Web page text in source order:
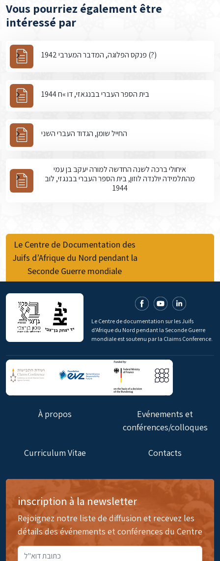
Vous pourriez également être
intéressé par
פנקס הפלוגה, המדבר המערבי 1942 (?)
בית הספר העברי בבנגאזי, דו »ח 1944
החייל שומן, הגדוד העברי השני
איחולי ברכה לשנה החדשה למורה יעקב בן עמי
מהתלמידה יולנדה לוזון, בית הספר העברי בבנגזי, לוב
1944
Le Centre de Documentation des
Juifs d’Afrique du Nord pendant la
Seconde Guerre mondiale
Le Centre de documentation sur les Juifs
d'Afrique du Nord pendant la Seconde Guerre
mondiale est soutenu par la Claims Conference.
À propos
Evénements et
conférences/colloques
Curriculum Vitae Contacts
inscription à la newsletter
Rejoignez notre liste de diffusion et recevez les
détails des événements et conférences du Centre